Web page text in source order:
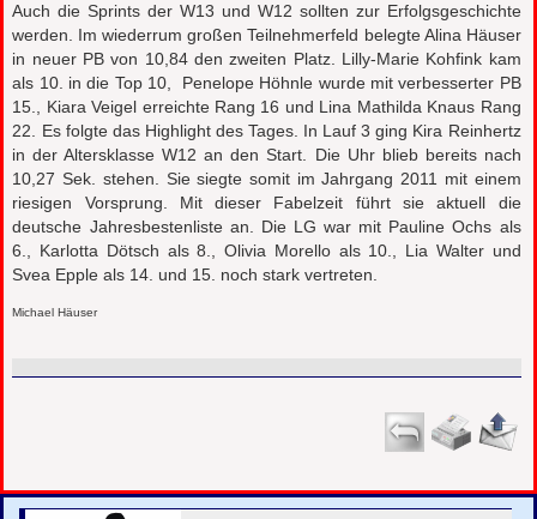
Auch die Sprints der W13 und W12 sollten zur Erfolgsgeschichte
werden. Im wiederrum großen Teilnehmerfeld belegte Alina Häuser
in neuer PB von 10,84 den zweiten Platz. Lilly-Marie Kohfink kam
als 10. in die Top 10, Penelope Höhnle wurde mit verbesserter PB
15., Kiara Veigel erreichte Rang 16 und Lina Mathilda Knaus Rang
22. Es folgte das Highlight des Tages. In Lauf 3 ging Kira Reinhertz
in der Altersklasse W12 an den Start. Die Uhr blieb bereits nach
10,27 Sek. stehen. Sie siegte somit im Jahrgang 2011 mit einem
riesigen Vorsprung. Mit dieser Fabelzeit führt sie aktuell die
deutsche Jahresbestenliste an. Die LG war mit Pauline Ochs als
6., Karlotta Dötsch als 8., Olivia Morello als 10., Lia Walter und
Svea Epple als 14. und 15. noch stark vertreten.
Michael Häuser